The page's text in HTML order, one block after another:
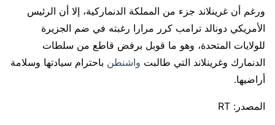
ورغم أن غرينلاند جزء من المملكة الدنماركية، إلا أن الرئيس
الأمريكي دونالد ترامب كرر مرارا رغبته في ضم الجزيرة
للولايات المتحدة، وهو ما قوبل برفض قاطع من سلطات
الدنمارك وغرينلاند التي طالبت واشنطن باحترام سيادتها وسلامة
أراضيها.
المصدر: RT